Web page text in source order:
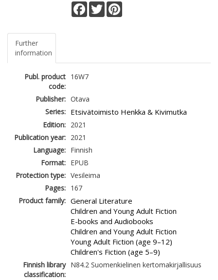
Facebook
Twitter
Further
information
Publ. product
code:
16W7
Publisher: Otava
Series: Etsivätoimisto Henkka & Kivimutka
Edition: 2021
Publication year: 2021
Language: Finnish
Format: EPUB
Protection type: Vesileima
Pages: 167
Product family: General Literature
Children and Young Adult Fiction
E-books and Audiobooks
Children and Young Adult Fiction
Young Adult Fiction (age 9–12)
Children's Fiction (age 5–9)
Finnish library
classification:
N84.2 Suomenkielinen kertomakirjallisuus